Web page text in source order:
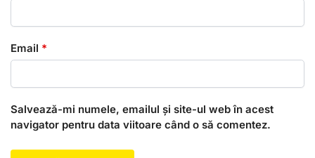
Email *
Salvează-mi numele, emailul și site-ul web în acest
navigator pentru data viitoare când o să comentez.